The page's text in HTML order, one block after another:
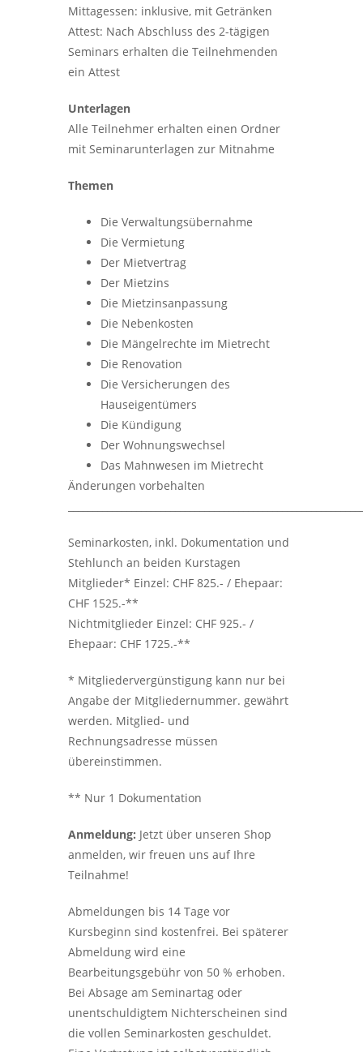
Mittagessen: inklusive, mit Getränken
Attest: Nach Abschluss des 2-tägigen
Seminars erhalten die Teilnehmenden
ein Attest
Unterlagen
Alle Teilnehmer erhalten einen Ordner
mit Seminarunterlagen zur Mitnahme
Themen
Die Verwaltungsübernahme
Die Vermietung
Der Mietvertrag
Der Mietzins
Die Mietzinsanpassung
Die Nebenkosten
Die Mängelrechte im Mietrecht
Die Renovation
Die Versicherungen des
Hauseigentümers
Die Kündigung
Der Wohnungswechsel
Das Mahnwesen im Mietrecht
Änderungen vorbehalten
Seminarkosten, inkl. Dokumentation und
Stehlunch an beiden Kurstagen
Mitglieder* Einzel: CHF 825.- / Ehepaar:
CHF 1525.-**
Nichtmitglieder Einzel: CHF 925.- /
Ehepaar: CHF 1725.-**
* Mitgliedervergünstigung kann nur bei
Angabe der Mitgliedernummer. gewährt
werden. Mitglied- und
Rechnungsadresse müssen
übereinstimmen.
** Nur 1 Dokumentation
Anmeldung: Jetzt über unseren Shop
anmelden, wir freuen uns auf Ihre
Teilnahme!
Abmeldungen bis 14 Tage vor
Kursbeginn sind kostenfrei. Bei späterer
Abmeldung wird eine
Bearbeitungsgebühr von 50 % erhoben.
Bei Absage am Seminartag oder
unentschuldigtem Nichterscheinen sind
die vollen Seminarkosten geschuldet.